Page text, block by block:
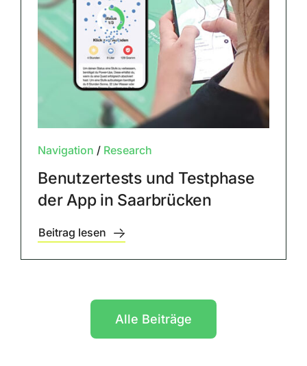
Navigation / Research
Benutzertests und Testphase
der App in Saarbrücken
Beitrag lesen
Alle Beiträge